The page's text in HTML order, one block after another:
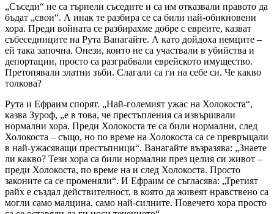
„Съседи“ не са търпели съседите и са им отказвали правото да
бъдат „свои“. А инак те разбира се са били най-обикновени
хора. Преди войната се разбирахме добре с евреите, казват
събеседниците на Рута Ванагайте. А като дойдоха немците –
ей така започна. Онези, които не са участвали в убийства и
депортации, просто са разграбвали еврейското имущество.
Претопявали златни зъби. Слагали са ги на себе си. Че какво
толкова?
Рута и Ефраим спорят. „Най-големият ужас на Холокоста“,
казва Зуроф, „е в това, че престъпления са извършвали
нормални хора. Преди Холокоста те са били нормални, след
Холокоста – също, но по време на Холокоста са се превръщали
в най-ужасяващи престъпници“. Ванагайте възразява: „Знаете
ли какво? Тези хора са били нормални през целия си живот –
преди Холокоста, по време на и след Холокоста. Просто
законите са се променяли“. И Ефраим се съгласява: „Третият
райх е създал действителност, в която да живеят нравствено са
могли само малцина, само най-силните. Повечето хора просто